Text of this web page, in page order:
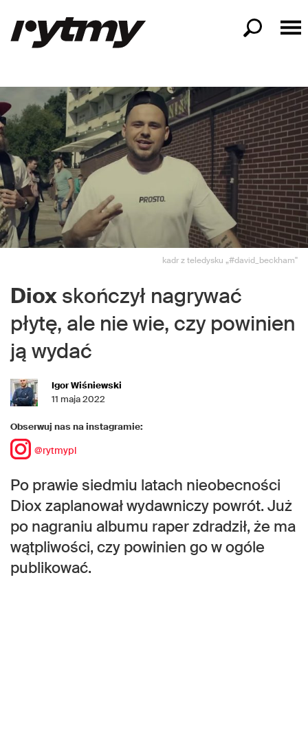
kadr z teledysku „#david_beckham"
Diox skończył nagrywać
płytę, ale nie wie, czy powinien
ją wydać
Igor Wiśniewski
11 maja 2022
Obserwuj nas na instagramie:
@rytmypl
Po prawie siedmiu latach nieobecności
Diox zaplanował wydawniczy powrót. Już
po nagraniu albumu raper zdradził, że ma
wątpliwości, czy powinien go w ogóle
publikować.